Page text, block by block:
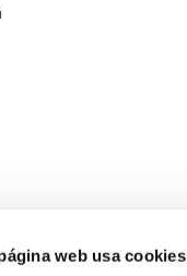
web usa cookies